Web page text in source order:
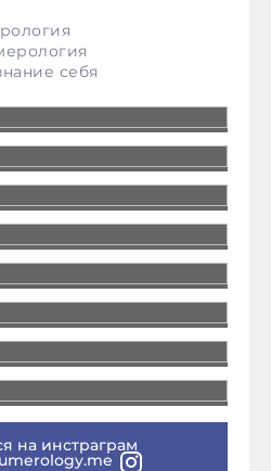
себя
на инстраграм